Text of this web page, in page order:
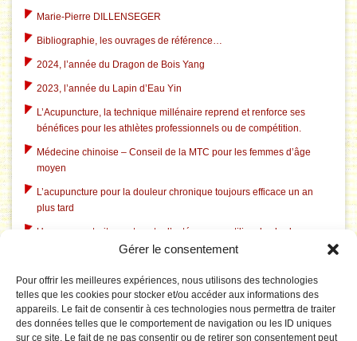
Gérer le consentement
Pour offrir les meilleures expériences, nous utilisons des technologies
telles que les cookies pour stocker et/ou accéder aux informations des
appareils. Le fait de consentir à ces technologies nous permettra de traiter
des données telles que le comportement de navigation ou les ID uniques
sur ce site. Le fait de ne pas consentir ou de retirer son consentement peut
Marie-Pierre DILLENSEGER
Bibliographie, les ouvrages de référence…
2024, l’année du Dragon de Bois Yang
2023, l’année du Lapin d’Eau Yin
L’Acupuncture, la technique millénaire reprend et renforce ses
bénéfices pour les athlètes professionnels ou de compétition.
Médecine chinoise – Conseil de la MTC pour les femmes d’âge
moyen
L’acupuncture pour la douleur chronique toujours efficace un an
plus tard
Un nouveau traitement contre l’ostéoporose utilise des herbes
chinoises traditionnelles
L’acupuncture aide à l’insomnie liée à la dépression
L’acupuncture corrige le système électrique pathologique du
cerveau dans le syndrome du canal carpien